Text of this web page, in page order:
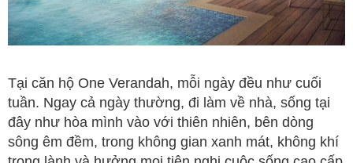
Tại căn hộ One Verandah, mỗi ngày đều như cuối
tuần. Ngay cả ngày thường, đi làm về nhà, sống tại
đây như hòa mình vào với thiên nhiên, bên dòng
sông êm đềm, trong không gian xanh mát, không khí